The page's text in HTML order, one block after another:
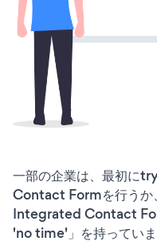
一部の企業は、最初に
Contact Formを行う
Integrated Contact
'no time'」を持っていま